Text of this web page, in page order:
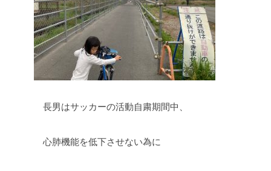
長男はサッカーの活動自粛期間中、
心肺機能を低下させない為に